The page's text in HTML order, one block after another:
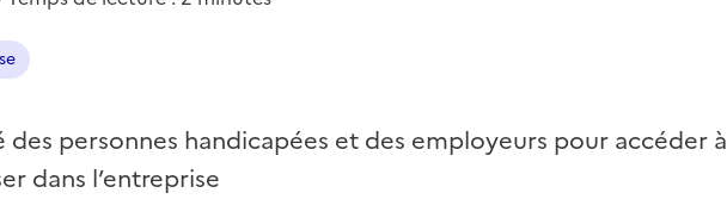
personnes handicapées et des employeurs pour accéder à
dans l’entreprise